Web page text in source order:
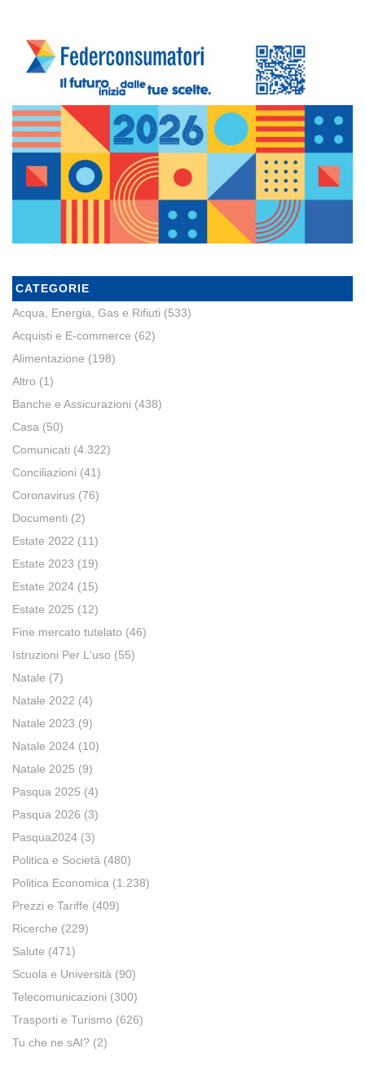
CATEGORIE
Acqua, Energia, Gas e Rifiuti (533)
Acquisti e E-commerce (62)
Alimentazione (198)
Altro (1)
Banche e Assicurazioni (438)
Casa (50)
Comunicati (4.322)
Conciliazioni (41)
Coronavirus (76)
Documenti (2)
Estate 2022 (11)
Estate 2023 (19)
Estate 2024 (15)
Estate 2025 (12)
Fine mercato tutelato (46)
Istruzioni Per L'uso (55)
Natale (7)
Natale 2022 (4)
Natale 2023 (9)
Natale 2024 (10)
Natale 2025 (9)
Pasqua 2025 (4)
Pasqua 2026 (3)
Pasqua2024 (3)
Politica e Società (480)
Politica Economica (1.238)
Prezzi e Tariffe (409)
Ricerche (229)
Salute (471)
Scuola e Università (90)
Telecomunicazioni (300)
Trasporti e Turismo (626)
Tu che ne sAI? (2)